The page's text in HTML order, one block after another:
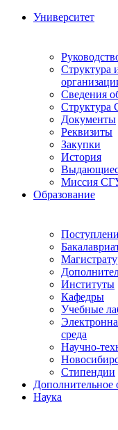
Университет
Структура
Сведения
Структура
Документы
Реквизиты
Закупки
История
Миссия
Образование
Институты
Кафедры
Учебные
среда
Научно-
Стипендии
Дополнительное
Наука